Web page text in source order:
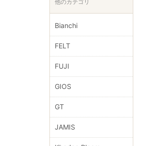
他のカテゴリ
Bianchi
FELT
FUJI
GIOS
GT
JAMIS